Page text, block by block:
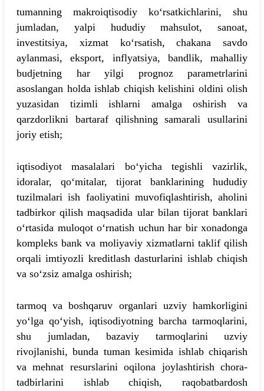
tumanning makroiqtisodiy ko‘rsatkichlarini, shu
jumladan, yalpi hududiy mahsulot, sanoat,
investitsiya, xizmat ko‘rsatish, chakana savdo
aylanmasi, eksport, inflyatsiya, bandlik, mahalliy
budjetning har yilgi prognoz parametrlarini
asoslangan holda ishlab chiqish kelishini oldini olish
yuzasidan tizimli ishlarni amalga oshirish va
qarzdorlikni bartaraf qilishning samarali usullarini
joriy etish;
iqtisodiyot masalalari bo‘yicha tegishli vazirlik,
idoralar, qo‘mitalar, tijorat banklarining hududiy
tuzilmalari ish faoliyatini muvofiqlashtirish, aholini
tadbirkor qilish maqsadida ular bilan tijorat banklari
o‘rtasida muloqot o‘rnatish uchun har bir xonadonga
kompleks bank va moliyaviy xizmatlarni taklif qilish
orqali imtiyozli kreditlash dasturlarini ishlab chiqish
va so‘zsiz amalga oshirish;
tarmoq va boshqaruv organlari uzviy hamkorligini
yo‘lga qo‘yish, iqtisodiyotning barcha tarmoqlarini,
shu jumladan, bazaviy tarmoqlarini uzviy
rivojlanishi, bunda tuman kesimida ishlab chiqarish
va mehnat resurslarini oqilona joylashtirish chora-
tadbirlarini ishlab chiqish, raqobatbardosh